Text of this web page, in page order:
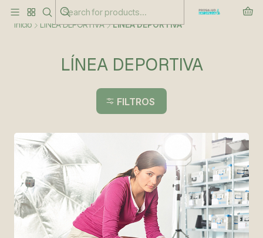
Inicio LÍNEA DEPORTIVA LÍNEA DEPORTIVA
LÍNEA DEPORTIVA
FILTROS